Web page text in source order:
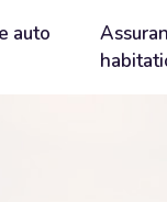
auto